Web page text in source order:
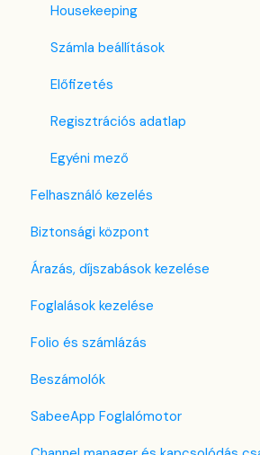
Housekeeping
Számla beállítások
Előfizetés
Regisztrációs adatlap
Egyéni mező
Felhasználó kezelés
Biztonsági központ
Kulcsfájl kezelés
Két-faktoros autentikáció (2FA)
Bejelentkezés a SabeeApp fiókba
Árazás, díjszabások kezelése
Díjszabás beállítások
Árttípusok Engedélyezése / Tiltása
CTA / CTD
Kuponok
Foglalások kezelése
Kezdőlap
Naptárnézet
Foglalási adatlap
Folio és számlázás
Folio kezelése
Számlákkal kapcsolatos tudnivalók
Beszámolók
Front Office Beszámolók
SabeeApp Foglalómotor